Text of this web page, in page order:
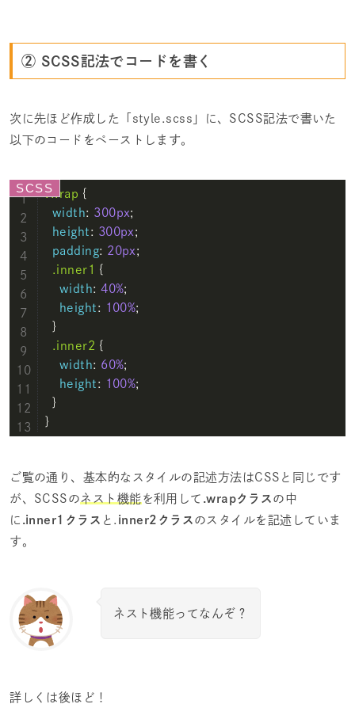
② SCSS記法でコードを書く
次に先ほど作成した「style.scss」に、SCSS記法で書いた
以下のコードをペーストします。
.wrap {
width: 300px;
height : 300px ;
padding: 20px ;
.inner1
{
width: 40%;
height : 100%;
  }
.inner2 {
width: 60%;
height : 100%;
  }
}
ご覧の通り、基本的なスタイルの記述方法はCSSと同じです
が、SCSSの ネスト機能 を利用して .wrapクラス の中
に .inner1クラス と. inner2クラス のスタイルを記述していま
す。
ネスト機能ってなんぞ？
詳しくは後ほど！